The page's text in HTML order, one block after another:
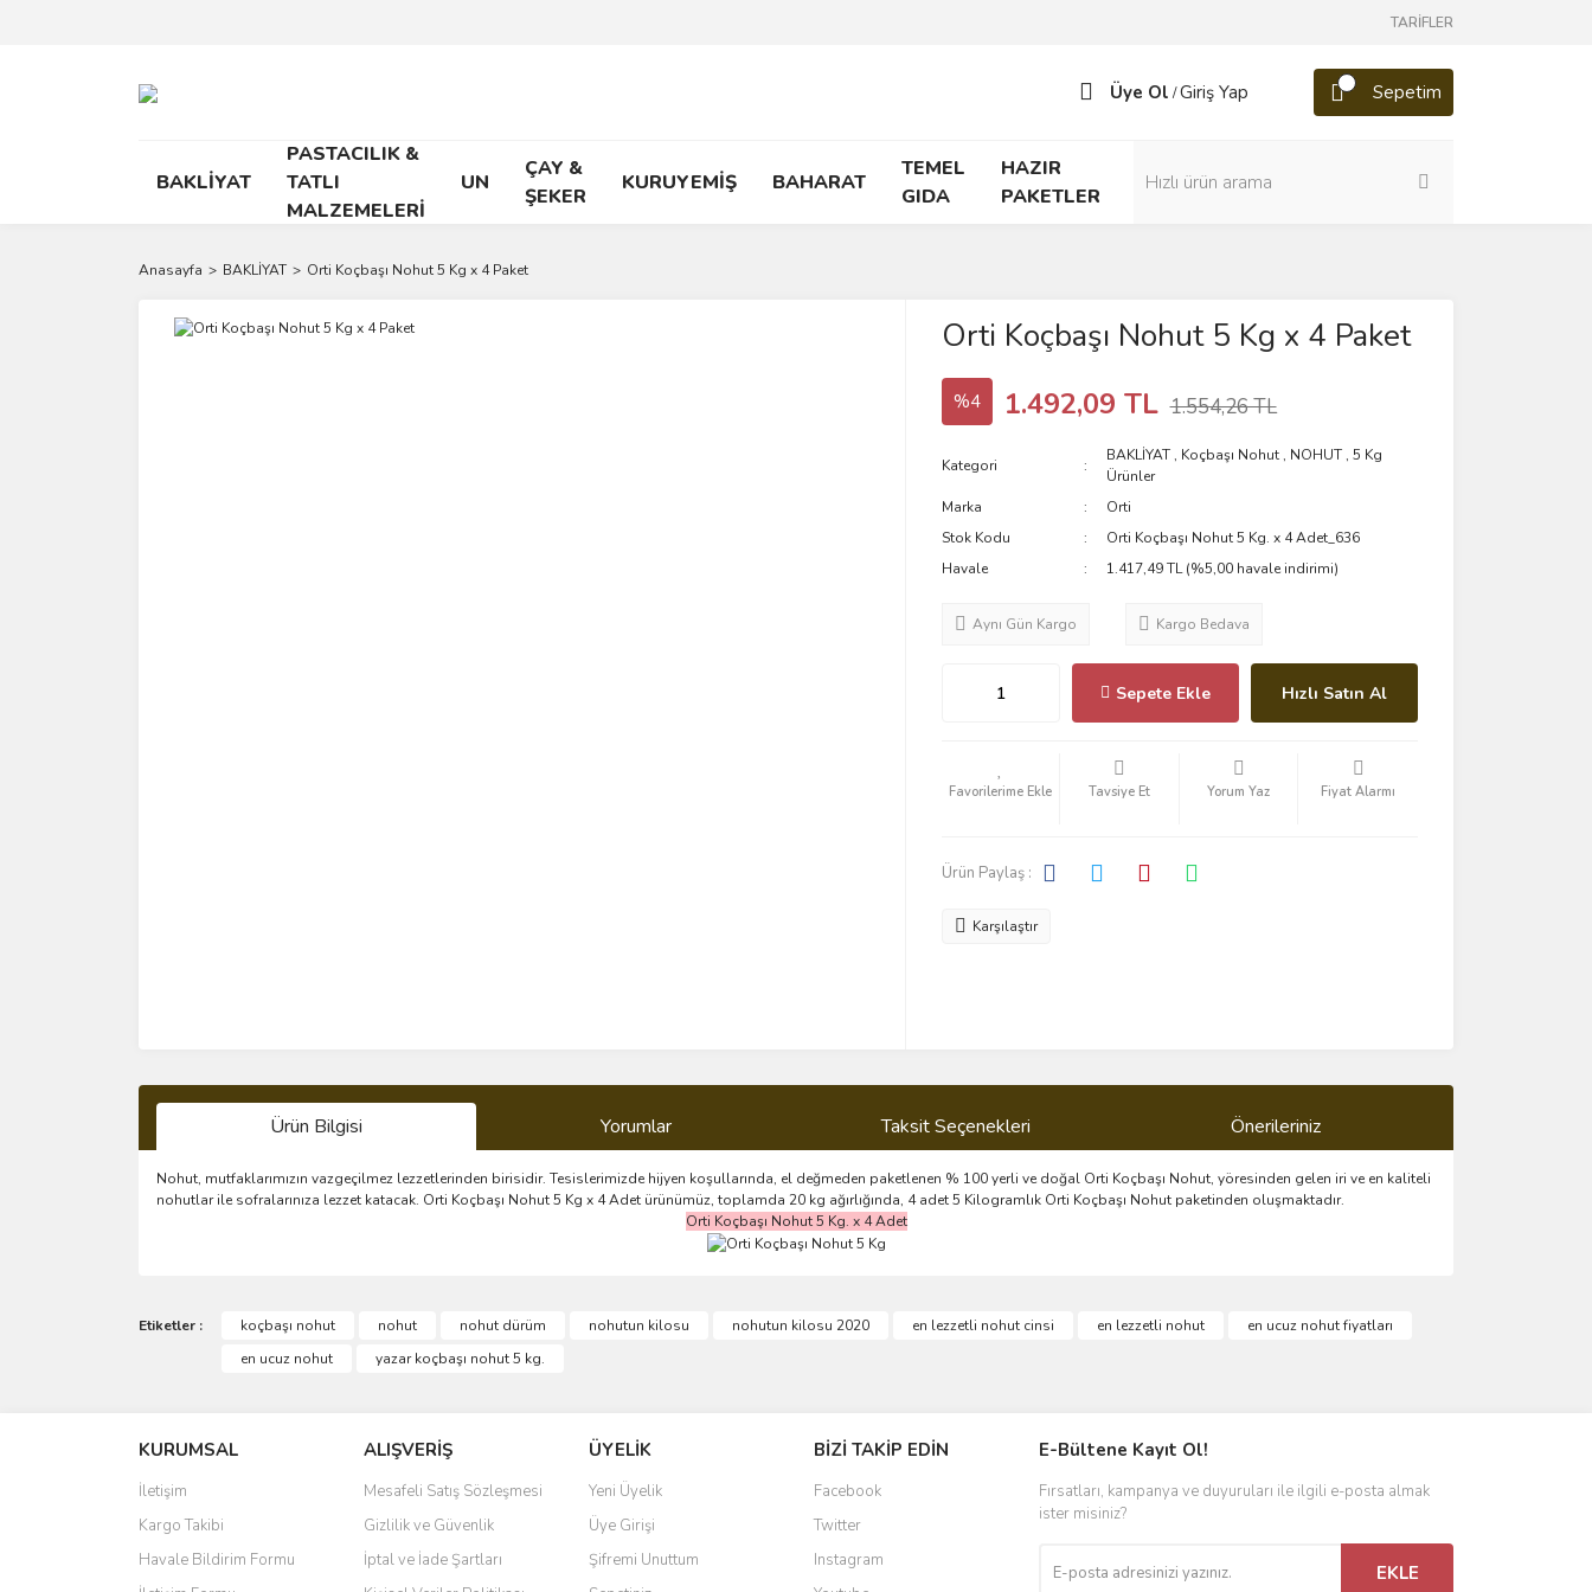
TARİFLER
Üye Ol /Giriş Yap Sepetim
BAKLİYAT
PASTACILIK &
TATLI
MALZEMELERİ
UN
ÇAY &
ŞEKER
KURUYEMİŞ BAHARAT
TEMEL
GIDA
HAZIR
PAKETLER
Anasayfa BAKLİYAT Orti Koçbaşı Nohut 5 Kg x 4 Paket
Orti Koçbaşı Nohut 5 Kg x 4 Paket
%4 1.492,09 TL 1.554,26 TL
Kategori
BAKLİYAT , Koçbaşı Nohut , NOHUT ,5 Kg
Ürünler
Marka
Orti
Stok Kodu
Orti Koçbaşı Nohut 5 Kg. x 4 Adet_636
Havale
1.417,49 TL (%5,00 havale indirimi)
Aynı Gün Kargo Kargo Bedava
Sepete Ekle Hızlı Satın Al
Tavsiye Et Yorum Yaz Fiyat Alarmı
Ürün Paylaş :
Karşılaştır
Ürün Bilgisi Yorumlar Taksit Seçenekleri Önerileriniz
Nohut, mutfaklarımızın vazgeçilmez lezzetlerinden birisidir. Tesislerimizde hijyen koşullarında, el değmeden paketlenen % 100 yerli ve doğal Orti Koçbaşı Nohut, yöresinden gelen iri ve en kaliteli
nohutlar ile sofralarınıza lezzet katacak. Orti Koçbaşı Nohut 5 Kg x 4 Adet ürünümüz, toplamda 20 kg ağırlığında, 4 adet 5 Kilogramlık Orti Koçbaşı Nohut paketinden oluşmaktadır.
Orti Koçbaşı Nohut 5 Kg. x 4 Adet
Görüş ve önerileriniz için teşekkür ederiz.
Ürün bilgilerinde hatalar bulunuyor.
Ürün fiyatı diğer sitelerden daha pahalı.
Bu ürüne benzer farklı alternatifler olmalı.
Etiketler : koçbaşı nohut nohut nohut dürüm nohutun kilosu nohutun kilosu 2020 en lezzetli nohut cinsi en lezzetli nohut
en ucuz nohut fiyatları
en ucuz nohut
yazar koçbaşı nohut 5 kg.
KURUMSAL
İletişim
Kargo Takibi
Havale Bildirim Formu
ALIŞVERİŞ
Mesafeli Satış Sözleşmesi
Gizlilik ve Güvenlik
İptal ve İade Şartları
ÜYELİK
Yeni Üyelik
Üye Girişi
Şifremi Unuttum
BİZİ TAKİP EDİN
Facebook
Twitter
Instagram
E-Bültene Kayıt Ol!
Fırsatları, kampanya ve duyuruları ile ilgili e-posta almak
ister misiniz?
EKLE